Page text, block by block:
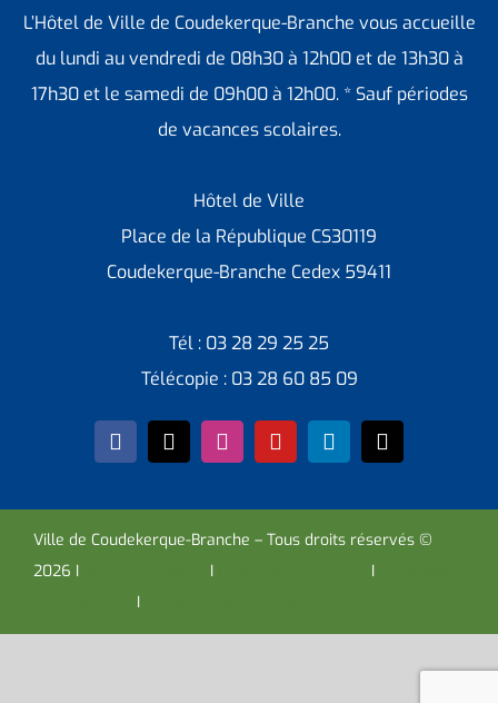
L’Hôtel de Ville de Coudekerque-Branche vous accueille
du lundi au vendredi de 08h30 à 12h00 et de 13h30 à
17h30 et le samedi de 09h00 à 12h00. * Sauf périodes
de vacances scolaires.
Hôtel de Ville
Place de la République CS30119
Coudekerque-Branche Cedex 59411
Tél : 03 28 29 25 25
Télécopie : 03 28 60 85 09
Ville de Coudekerque-Branche – Tous droits réservés ©
2026 I
I I
I